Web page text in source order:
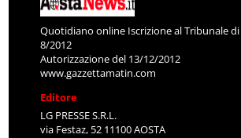
Quotidiano online Iscrizione al Tribunale
8/2012
Autorizzazione del 13/12/2012
www.gazzettamatin.com
Editore
LG PRESSE S.R.L.
via Festaz, 52 11100 AOSTA